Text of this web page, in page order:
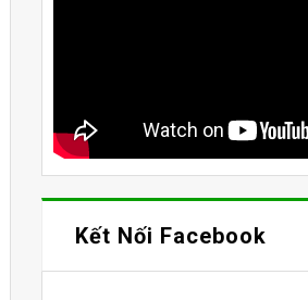
Kết Nối Facebook